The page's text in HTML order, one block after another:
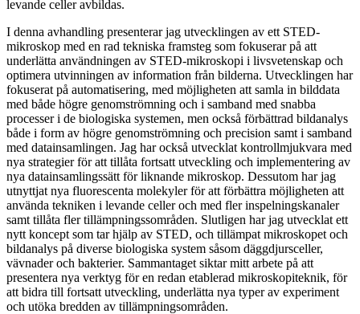
levande celler avbildas.
I denna avhandling presenterar jag utvecklingen av ett STED-
mikroskop med en rad tekniska framsteg som fokuserar på att
underlätta användningen av STED-mikroskopi i livsvetenskap och
optimera utvinningen av information från bilderna. Utvecklingen har
fokuserat på automatisering, med möjligheten att samla in bilddata
med både högre genomströmning och i samband med snabba
processer i de biologiska systemen, men också förbättrad bildanalys
både i form av högre genomströmning och precision samt i samband
med datainsamlingen. Jag har också utvecklat kontrollmjukvara med
nya strategier för att tillåta fortsatt utveckling och implementering av
nya datainsamlingssätt för liknande mikroskop. Dessutom har jag
utnyttjat nya fluorescenta molekyler för att förbättra möjligheten att
använda tekniken i levande celler och med fler inspelningskanaler
samt tillåta fler tillämpningssområden. Slutligen har jag utvecklat ett
nytt koncept som tar hjälp av STED, och tillämpat mikroskopet och
bildanalys på diverse biologiska system såsom däggdjursceller,
vävnader och bakterier. Sammantaget siktar mitt arbete på att
presentera nya verktyg för en redan etablerad mikroskopiteknik, för
att bidra till fortsatt utveckling, underlätta nya typer av experiment
och utöka bredden av tillämpningsområden.